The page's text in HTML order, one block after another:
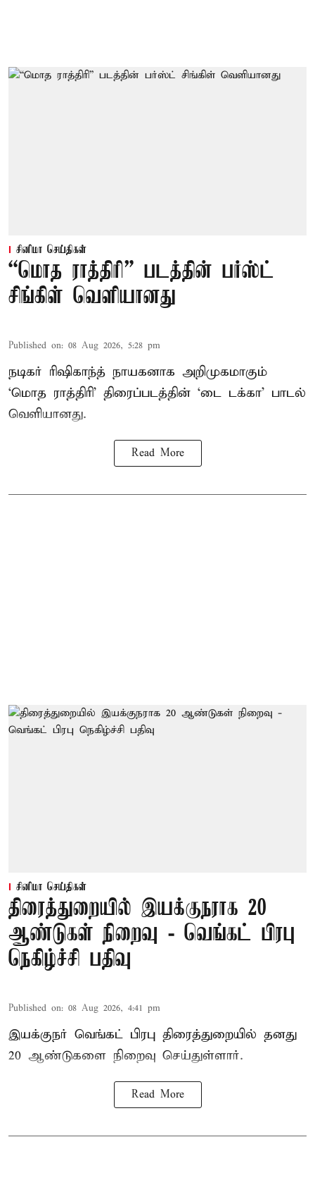
சினிமா செய்திகள்
“மொத ராத்திரி” படத்தின் பர்ஸ்ட்
சிங்கிள் வெளியானது
Published on: 08 Aug 2026, 5:28 pm
நடிகர் ரிஷிகாந்த் நாயகனாக அறிமுகமாகும்
‘மொத ராத்திரி’ திரைப்படத்தின் ‘டை டக்கா’ பாடல்
வெளியானது.
Read More
சினிமா செய்திகள்
திரைத்துறையில் இயக்குநராக 20
ஆண்டுகள் நிறைவு - வெங்கட் பிரபு
நெகிழ்ச்சி பதிவு
Published on: 08 Aug 2026, 4:41 pm
இயக்குநர் வெங்கட் பிரபு திரைத்துறையில் தனது
20 ஆண்டுகளை நிறைவு செய்துள்ளார்.
Read More